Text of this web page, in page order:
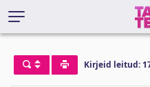
Kirjeid leitud: